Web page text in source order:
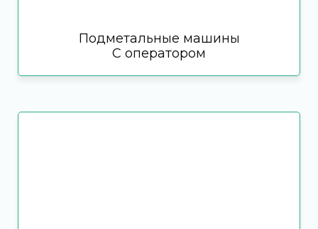
Подметальные машины
С оператором